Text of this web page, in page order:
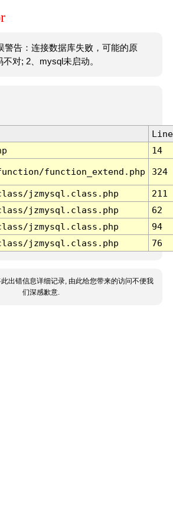
警告：连接数据库失败，可能的原
对; 2、mysql未启动。
Line
14
function_extend.php 324
jzmysql.class.php
211
jzmysql.class.php
62
jzmysql.class.php
94
jzmysql.class.php 76
此出错信息详细记录, 由此给您带来的访问不便我
们深感歉意.